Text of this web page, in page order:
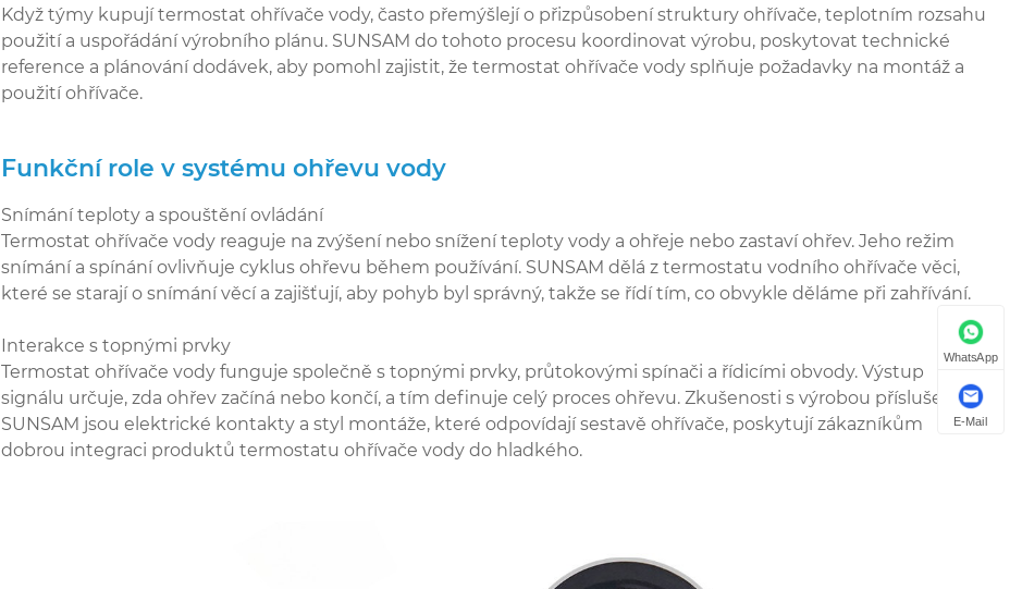
Když týmy kupují termostat ohřívače vody, často přemýšlejí o přizpůsobení struktury ohřívače, teplotním rozsahu
použití a uspořádání výrobního plánu. SUNSAM do tohoto procesu koordinovat výrobu, poskytovat technické
reference a plánování dodávek, aby pomohl zajistit, že termostat ohřívače vody splňuje požadavky na montáž a
použití ohřívače.
Funkční role v systému ohřevu vody
Snímání teploty a spouštění ovládání
Termostat ohřívače vody reaguje na zvýšení nebo snížení teploty vody a ohřeje nebo zastaví ohřev. Jeho režim
snímání a spínání ovlivňuje cyklus ohřevu během používání. SUNSAM dělá z termostatu vodního ohřívače věci,
které se starají o snímání věcí a zajišťují, aby pohyb byl správný, takže se řídí tím, co obvykle děláme při zahřívání.
Interakce s topnými prvky
Termostat ohřívače vody funguje společně s topnými prvky, průtokovými spínači a řídicími obvody. Výstup
signálu určuje, zda ohřev začíná nebo končí, a tím definuje celý proces ohřevu. Zkušenosti s výrobou příslušenství
SUNSAM jsou elektrické kontakty a styl montáže, které odpovídají sestavě ohřívače, poskytují zákazníkům
dobrou integraci produktů termostatu ohřívače vody do hladkého.
WhatsApp
E-Mail